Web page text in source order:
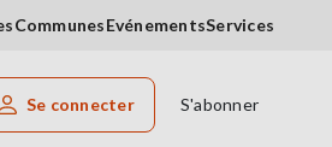
CommunesEvénementsServices
un article
Se connecter S'abonner